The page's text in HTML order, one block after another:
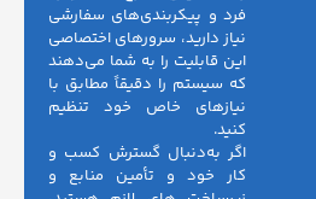
فرد و پیکربندی‌های سفارشی
نیاز دارید، سرورهای اختصاصی
این قابلیت را به شما می‌دهند
که سیستم را دقیقاً مطابق با
نیازهای خاص خود تنظیم
اگر به‌دنبال گسترش کسب و
کار خود و تأمین منابع و